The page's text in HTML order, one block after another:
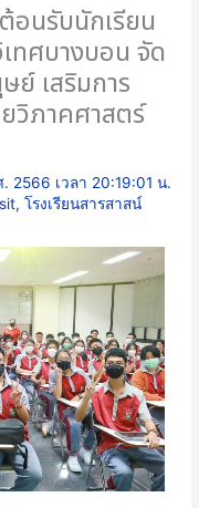
นรับนักเรียน
ทศบางบอน จัด
ย์ เสริมการ
วิภาคศาสตร์
2566 เวลา 20:19:01 น.
,โรงเรียนสารสาสน์